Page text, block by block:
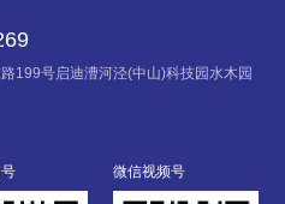
199号启迪漕河泾(中山)科技园水木园
微信视频号